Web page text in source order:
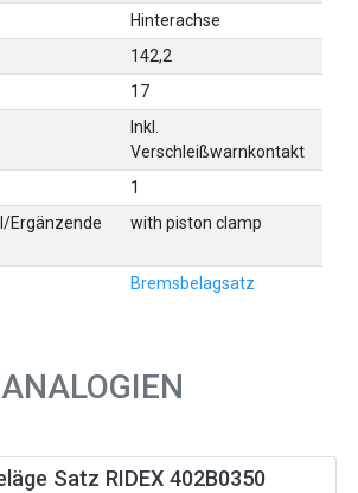
Hinterachse
142,2
17
Inkl.
Verschleißwarnkontakt
1
Ergänzende
with piston clamp
Bremsbelagsatz
ANALOGIEN
Satz RIDEX 402B0350